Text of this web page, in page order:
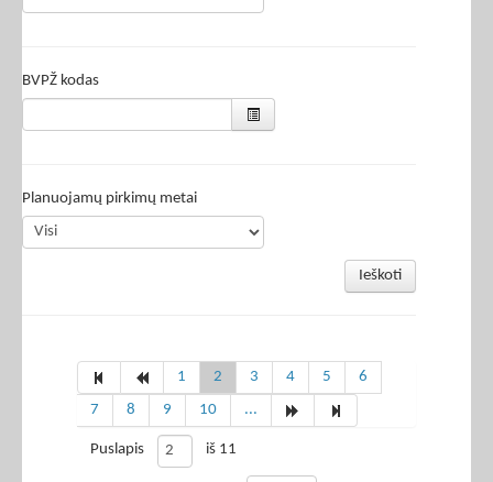
BVPŽ kodas
Planuojamų pirkimų metai
Ieškoti
1 2 3 4 5
6
7
8 9 10 ...
Puslapis iš 11